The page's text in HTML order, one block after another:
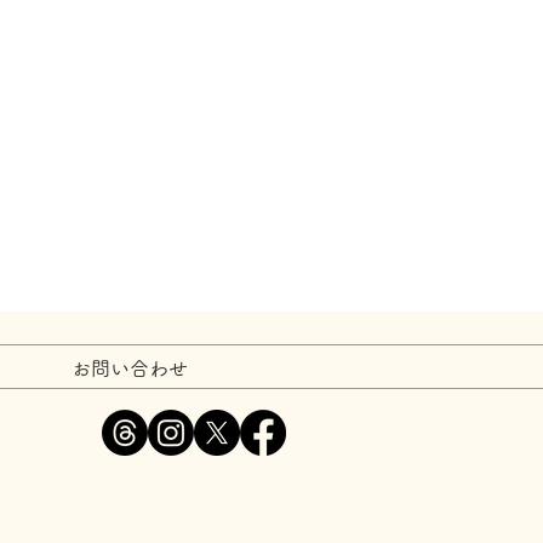
お問い合わせ